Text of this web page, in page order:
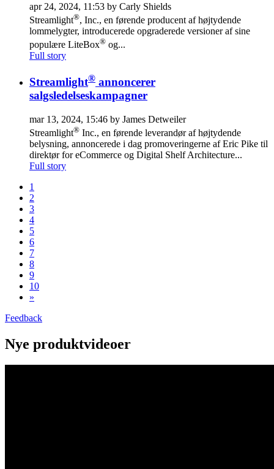
apr 24, 2024, 11:53 by Carly Shields
Streamlight®, Inc., en førende producent af højtydende
lommelygter, introducerede opgraderede versioner af sine
populære LiteBox® og...
Full story
Streamlight® annoncerer
salgsledelseskampagner
mar 13, 2024, 15:46 by James Detweiler
Streamlight® Inc., en førende leverandør af højtydende
belysning, annoncerede i dag promoveringerne af Eric Pike til
direktør for eCommerce og Digital Shelf Architecture...
Full story
1
2
3
4
5
6
7
8
9
10
»
Feedback
Nye produktvideoer